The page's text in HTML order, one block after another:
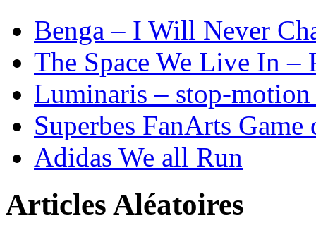
Benga – I Will Never
The Space We Live In –
Luminaris – stop-
Superbes FanArts Game
Adidas We all Run
Articles Aléatoires